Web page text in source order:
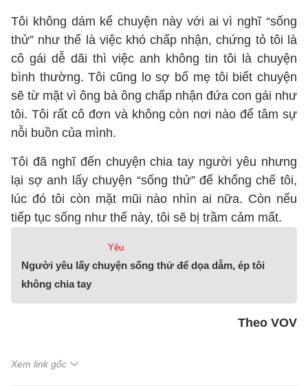
Tôi không dám kể chuyện này với ai vì nghĩ “sống
thử” như thế là việc khó chấp nhận, chứng tỏ tôi là
cô gái dễ dãi thì việc anh không tin tôi là chuyện
bình thường. Tôi cũng lo sợ bố mẹ tôi biết chuyện
sẽ từ mặt vì ông bà ông chấp nhận đứa con gái như
tôi. Tôi rất cô đơn và không còn nơi nào để tâm sự
nỗi buồn của mình.
Tôi đã nghĩ đến chuyện chia tay người yêu nhưng
lại sợ anh lấy chuyện “sống thử” để khống chế tôi,
lúc đó tôi còn mặt mũi nào nhìn ai nữa. Còn nếu
tiếp tục sống như thế này, tôi sẽ bị trầm cảm mất.
Yêu
Người yêu lấy chuyện sống thử để dọa dẫm, ép tôi
không chia tay
Theo VOV
Xem link gốc